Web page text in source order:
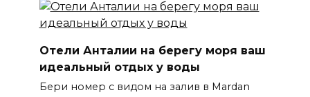
Отели Анталии на берегу моря ваш
идеальный отдых у воды
Бери номер с видом на залив в Mardan